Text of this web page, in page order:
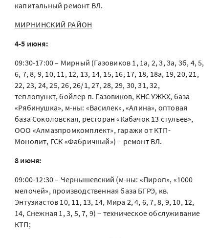
капитальный ремонт ВЛ.
МИРНИНСКИЙ РАЙОН
4-5 июня:
09:30-17:00 – Мирный (Газовиков 1, 1а, 2, 3, 3а, 3б, 4, 5,
6, 7, 8, 9, 10, 11, 12, 13, 14, 15, 16, 17, 18, 18а, 19, 20, 21,
22, 23, 24, 25, 26, 26/1, 27, 28, 29, 30, 31, 32,
теплопункт, бойлер п. Газовиков, КНС УЖКХ, база
«Рябинушка», м-ны: «Василек», «Алина», оптовая
база Соколовская, ресторан «Кабачок 13 стульев»,
ООО «Алмазпромкомплект», гаражи от КТП-
Монолит, ГСК «Фабричный») – ремонт ВЛ.
8 июня:
09:00-12:30 – Чернышевский (м-ны: «Пироп», «1000
мелочей», производственная база БГРЭ, кв.
Энтузиастов 10, 11, 13, 14, Мира 2, 4, 6, 7, 8, 9, 10, 12,
14, Снежная 1, 3, 5, 7, 9) – техническое обслуживание
КТП;